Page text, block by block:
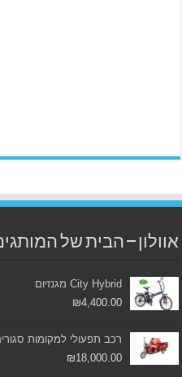
אוולון – הבית של
City Hybrid מגנזיום
₪4,400.00
רכב תפעולי למקומות
₪18,000.00